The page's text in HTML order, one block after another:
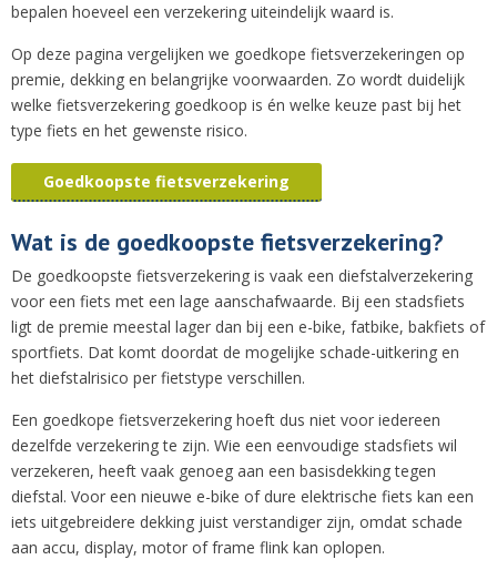
bepalen hoeveel een verzekering uiteindelijk waard is.
Op deze pagina vergelijken we goedkope fietsverzekeringen op
premie, dekking en belangrijke voorwaarden. Zo wordt duidelijk
welke fietsverzekering goedkoop is én welke keuze past bij het
type fiets en het gewenste risico.
Goedkoopste fietsverzekering
Wat is de goedkoopste fietsverzekering?
De goedkoopste fietsverzekering is vaak een diefstalverzekering
voor een fiets met een lage aanschafwaarde. Bij een stadsfiets
ligt de premie meestal lager dan bij een e-bike, fatbike, bakfiets of
sportfiets. Dat komt doordat de mogelijke schade-uitkering en
het diefstalrisico per fietstype verschillen.
Een goedkope fietsverzekering hoeft dus niet voor iedereen
dezelfde verzekering te zijn. Wie een eenvoudige stadsfiets wil
verzekeren, heeft vaak genoeg aan een basisdekking tegen
diefstal. Voor een nieuwe e-bike of dure elektrische fiets kan een
iets uitgebreidere dekking juist verstandiger zijn, omdat schade
aan accu, display, motor of frame flink kan oplopen.